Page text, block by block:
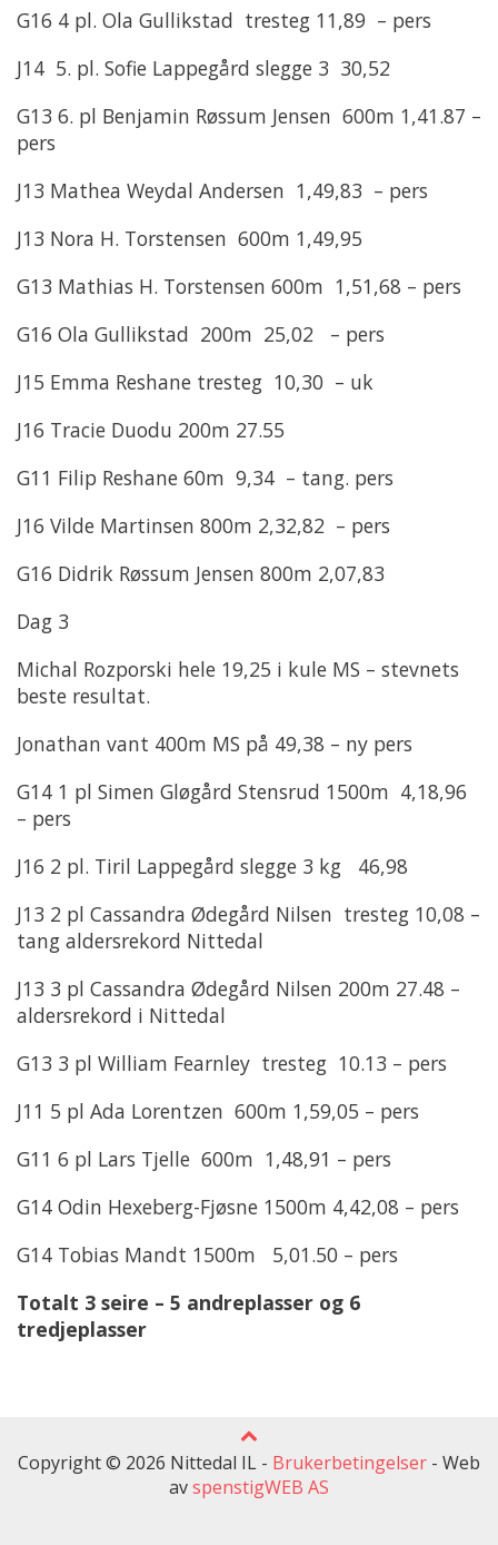
G16 4 pl. Ola Gullikstad tresteg 11,89 – pers
J14 5. pl. Sofie Lappegård slegge 3 30,52
G13 6. pl Benjamin Røssum Jensen 600m 1,41.87 –
pers
J13 Mathea Weydal Andersen 1,49,83 – pers
J13 Nora H. Torstensen 600m 1,49,95
G13 Mathias H. Torstensen 600m 1,51,68 – pers
G16 Ola Gullikstad 200m 25,02 – pers
J15 Emma Reshane tresteg 10,30 – uk
J16 Tracie Duodu 200m 27.55
G11 Filip Reshane 60m 9,34 – tang. pers
J16 Vilde Martinsen 800m 2,32,82 – pers
G16 Didrik Røssum Jensen 800m 2,07,83
Dag 3
Michal Rozporski hele 19,25 i kule MS – stevnets
beste resultat.
Jonathan vant 400m MS på 49,38 – ny pers
G14 1 pl Simen Gløgård Stensrud 1500m 4,18,96
– pers
J16 2 pl. Tiril Lappegård slegge 3 kg 46,98
J13 2 pl Cassandra Ødegård Nilsen tresteg 10,08 –
tang aldersrekord Nittedal
J13 3 pl Cassandra Ødegård Nilsen 200m 27.48 –
aldersrekord i Nittedal
G13 3 pl William Fearnley tresteg 10.13 – pers
J11 5 pl Ada Lorentzen 600m 1,59,05 – pers
G11 6 pl Lars Tjelle 600m 1,48,91 – pers
G14 Odin Hexeberg-Fjøsne 1500m 4,42,08 – pers
G14 Tobias Mandt 1500m 5,01.50 – pers
Totalt 3 seire – 5 andreplasser og 6
tredjeplasser
Copyright © 2026 Nittedal IL - Brukerbetingelser - Web
avspenstigWEB AS